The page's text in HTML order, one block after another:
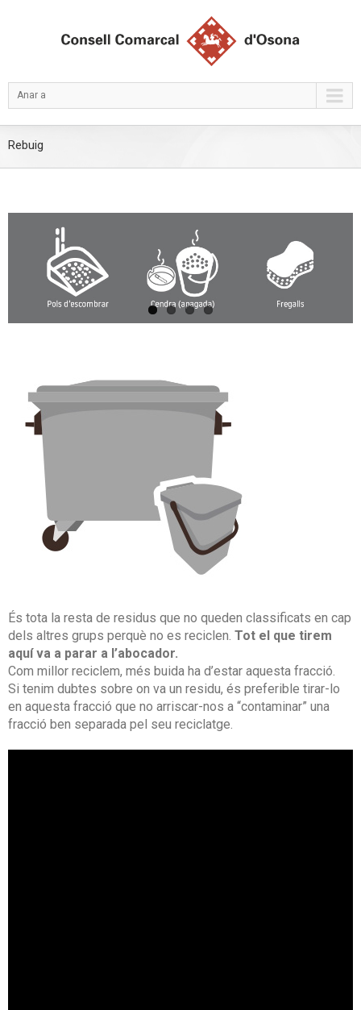
Anar a
Rebuig
És tota la resta de residus que no queden classificats en cap
dels altres grups perquè no es reciclen. Tot el que tirem
aquí va a parar a l’abocador.
Com millor reciclem, més buida ha d’estar aquesta fracció.
Si tenim dubtes sobre on va un residu, és preferible tirar-lo
en aquesta fracció que no arriscar-nos a “contaminar” una
fracció ben separada pel seu reciclatge.